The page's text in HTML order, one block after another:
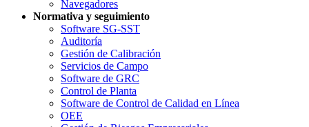
Navegadores
Normativa y seguimiento
Software SG-SST
Auditoría
Gestión de Calibración
Servicios de Campo
Software de GRC
Control de Planta
Software de Control de Calidad en Línea
OEE